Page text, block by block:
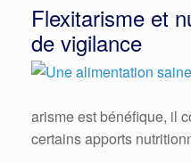
Flexitarisme et
de vigilance
arisme est bénéfique, il
certains apports